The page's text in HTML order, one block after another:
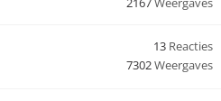
13 Reacties
7302Weergaves